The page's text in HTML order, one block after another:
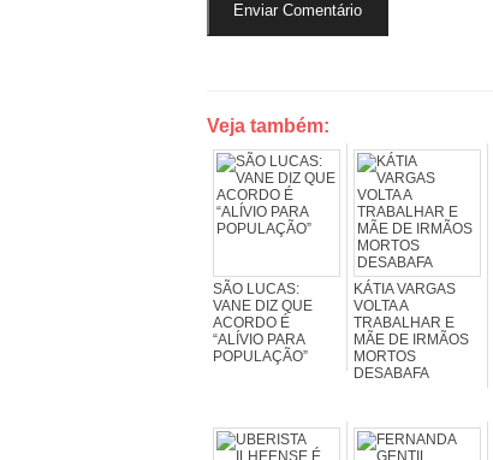
Veja também:
SÃO LUCAS:
VANE DIZ QUE
ACORDO É
“ALÍVIO PARA
POPULAÇÃO”
KÁTIA VARGAS
VOLTA A
TRABALHAR E
MÃE DE IRMÃOS
MORTOS
DESABAFA